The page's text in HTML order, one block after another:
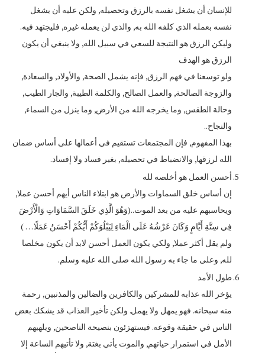
للإنسان أن يشغل نفسه بالرزق وتحصيله, ولكن عليه أن يشغل
نفسه بعمله الذي كلفه الله به, والذي لن يعمله غيره, فليجتهد فيه.
وليكن الرزق هو النتيجة للسعي في سبيل الله, ولا ينبغي أن يكون
الرزق هو الهدف
ولو توسعنا في فهم الرزق, فإنه يشمل الصحة, والأولاد, والسعادة,
والزوجة الصالحة, والعمل الصالح, والكلمة الطيبة, والجار الطيب,
وحالة الطقس, وما يخرجه الله من الأرض, وما ينزل من السماء,
والنجاح..
بهذا المفهوم, فإن المجتمعات تستقيم في أعمالها على أساس ضمان
الله لرزقها, والانضباط في تحصيله, بغير فساد ولا إفساد.
أحسن العمل هو أخلصه لله
إن أساس خلق السماوات والأرض هو ابتلاء الناس أيهم أحسن عملا,
ويحاسبهم عليه من بعد الموت..(وَهُوَ الَّذِي خَلَقَ السَّمَاوَاتِ وَالْأَرْضَ
فِي سِتَّةِ أَيَّامٍ وَكَانَ عَرْشُهُ عَلَى الْمَاءِ لِيَبْلُوَكُمْ أَيُّكُمْ أَحْسَنُ عَمَلًا … )
ولم يقل أكثر عملا, ولكي يكون العمل أحسن لابد أن يكون مخلصا
لله, وعلى ما جاء به رسول الله صلى الله عليه وسلم.
طول الأمد
يؤخر الله عذابه للمشركين والكافرين والضالين والمذنبين, رحمة
منه سبحانه. فهو يمهل ولا يهمل. ولكن تأخير العذاب قد يشكك بعض
الناس في حقيقة وقوعه. فيستهزئون بنصيحة الناصحين, ويلهيهم
الأمل في استمرار حياتهم, والموت يأتي بغتة, ولا تأتيهم الساعة إلا